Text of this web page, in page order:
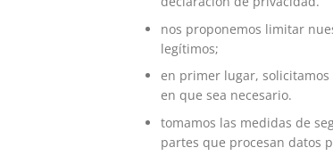
nos proponemos limitar
legítimos;
en primer lugar,
en que sea necesario.
tomamos las medidas de
partes que procesan datos